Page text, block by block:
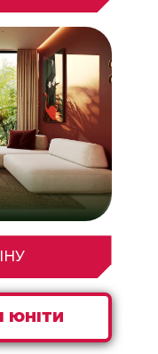
ЮНІТИ